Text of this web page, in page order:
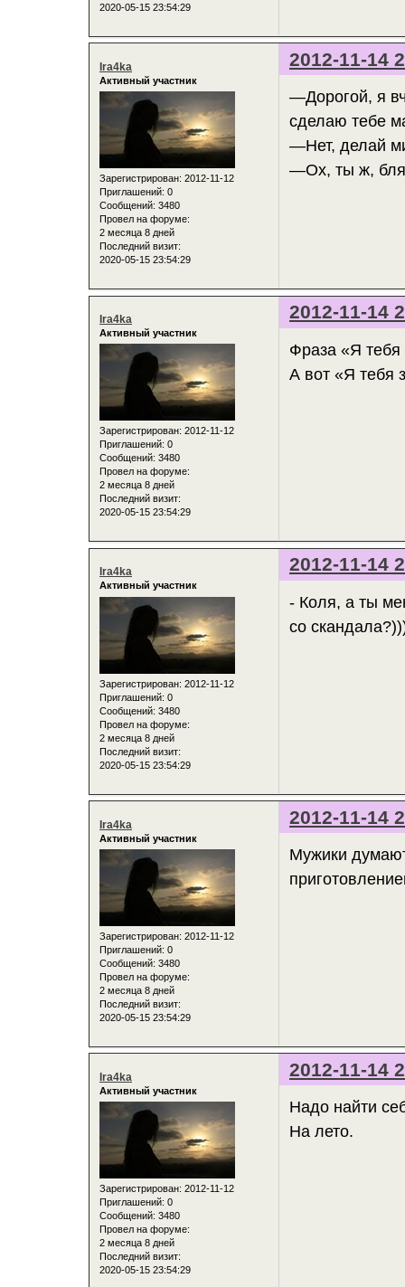
2020-05-15 23:54:29
2012-11-14
Ira4ka
Активный участник
Зарегистрирован: 2012-11-12
Приглашений: 0
Сообщений: 3480
Провел на форуме:
2 месяца 8 дней
Последний визит:
2020-05-15 23:54:29
—Дорогой, я
сделаю тебе
—Нет, делай
—Ох, ты ж,
2012-11-14
Ira4ka
Активный участник
Зарегистрирован: 2012-11-12
Приглашений: 0
Сообщений: 3480
Провел на форуме:
2 месяца 8 дней
Последний визит:
2020-05-15 23:54:29
Фраза «Я тебя
А вот «Я тебя
2012-11-14
Ira4ka
Активный участник
Зарегистрирован: 2012-11-12
Приглашений: 0
Сообщений: 3480
Провел на форуме:
2 месяца 8 дней
Последний визит:
2020-05-15 23:54:29
- Коля, а ты
со
2012-11-14
Ira4ka
Активный участник
Зарегистрирован: 2012-11-12
Приглашений: 0
Сообщений: 3480
Провел на форуме:
2 месяца 8 дней
Последний визит:
2020-05-15 23:54:29
Мужики
2012-11-14
Ira4ka
Активный участник
Зарегистрирован: 2012-11-12
Приглашений: 0
Сообщений: 3480
Провел на форуме:
2 месяца 8 дней
Последний визит:
2020-05-15 23:54:29
Надо найти
На лето.